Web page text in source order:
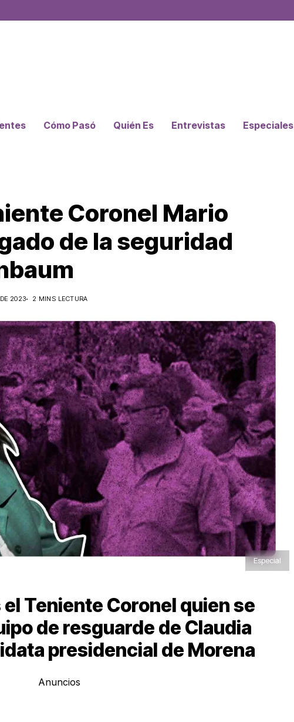
Cómo Pasó Quién Es Entrevistas Especiales
Coronel Mario
de la seguridad
2023 2 MINS LECTURA
Especial
Teniente Coronel quien se
de resguarde de Claudia
presidencial de Morena
Anuncios